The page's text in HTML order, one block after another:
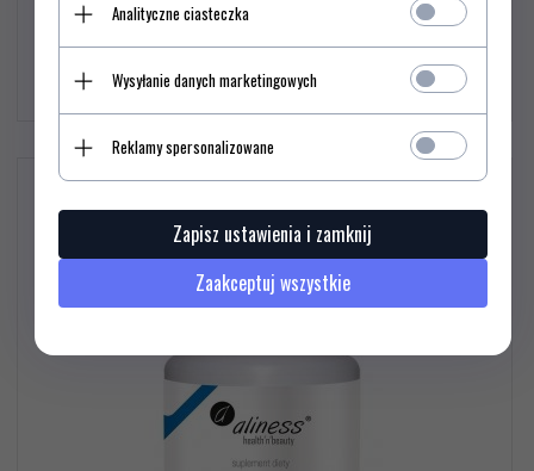
39,90PLN*
Aliness L-Theanine 200 mg x 100 Vege caps
Analityczne ciasteczka
Wysyłanie danych marketingowych
Reklamy spersonalizowane
Zapisz ustawienia i zamknij
Zaakceptuj wszystkie